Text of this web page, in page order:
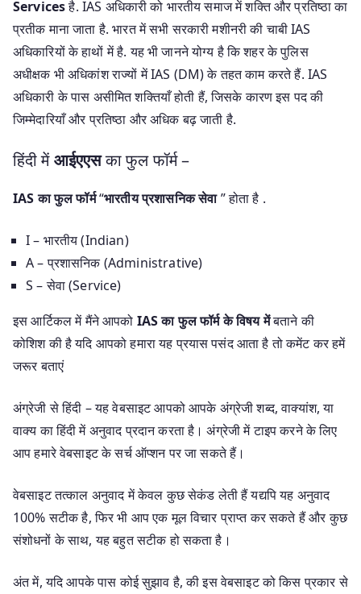
Servicesहै. IAS अधिकारी को भारतीय समाज में शक्ति और प्रतिष्ठा का
प्रतीक माना जाता है. भारत में सभी सरकारी मशीनरी की चाबी IAS
अधिकारियों के हाथों में है. यह भी जानने योग्य है कि शहर के पुलिस
अधीक्षक भी अधिकांश राज्यों में IAS (DM) के तहत काम करते हैं. IAS
अधिकारी के पास असीमित शक्तियाँ होती हैं, जिसके कारण इस पद की
जिम्मेदारियाँ और प्रतिष्ठा और अधिक बढ़ जाती है.
हिंदी मेंआईएएसका फुल फॉर्म –
IAS का फुल फॉर्म“भारतीय प्रशासनिक सेवा” होता है .
I – भारतीय (Indian)
A – प्रशासनिक (Administrative)
S – सेवा (Service)
इस आर्टिकल में मैंने आपको IAS का फुल फॉर्म के विषय मेंबताने की
कोशिश की है यदि आपको हमारा यह प्रयास पसंद आता है तो कमेंट कर हमें
जरूर बताएं
अंग्रेजी से हिंदी – यह वेबसाइट आपको आपके अंग्रेजी शब्द, वाक्यांश, या
वाक्य का हिंदी में अनुवाद प्रदान करता है। अंग्रेजी में टाइप करने के लिए
आप हमारे वेबसाइट के सर्च ऑप्शन पर जा सकते हैं।
वेबसाइट तत्काल अनुवाद में केवल कुछ सेकंड लेती हैं यद्यपि यह अनुवाद
100% सटीक है, फिर भी आप एक मूल विचार प्राप्त कर सकते हैं और कुछ
संशोधनों के साथ, यह बहुत सटीक हो सकता है।
अंत में, यदि आपके पास कोई सुझाव है, की इस वेबसाइट को किस प्रकार से